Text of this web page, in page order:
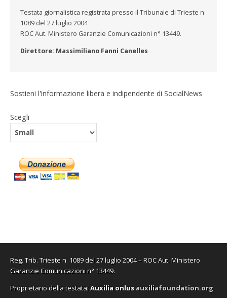
Testata giornalistica registrata presso il Tribunale di Trieste n.
1089 del 27 luglio 2004
ROC Aut. Ministero Garanzie Comunicazioni n° 13449.
Direttore: Massimiliano Fanni Canelles
Sostieni l'informazione libera e indipendente di SocialNews
Scegli
Reg. Trib. Trieste n. 1089 del 27 luglio 2004 – ROC Aut. Ministero
Garanzie Comunicazioni n° 13449.
Proprietario della testata:Auxilia onlus auxiliafoundation.org